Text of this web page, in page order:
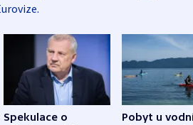
Spekulace o
Pobyt u